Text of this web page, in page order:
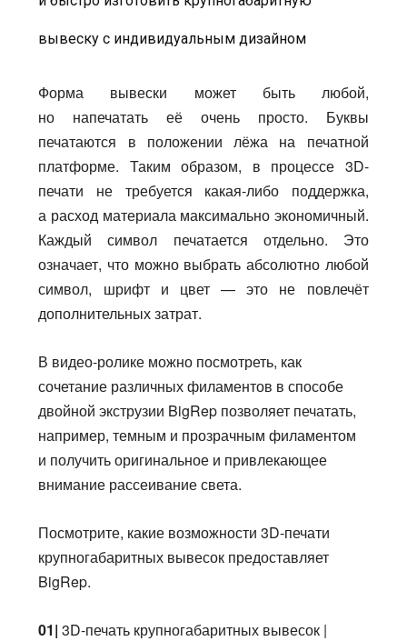
вывеску с индивидуальным дизайном
Форма вывески может быть любой,
но напечатать её очень просто. Буквы
печатаются в положении лёжа на печатной
платформе. Таким образом, в процессе 3D-
печати не требуется какая-либо поддержка,
а расход материала максимально экономичный.
Каждый символ печатается отдельно. Это
означает, что можно выбрать абсолютно любой
символ, шрифт и цвет — это не повлечёт
дополнительных затрат.
В видео-ролике можно посмотреть, как
сочетание различных филаментов в способе
двойной экструзии BigRep позволяет печатать,
например, темным и прозрачным филаментом
и получить оригинальное и привлекающее
внимание рассеивание света.
Посмотрите, какие возможности 3D-печати
крупногабаритных вывесок предоставляет
BigRep.
01|3D-печать крупногабаритных вывесок |